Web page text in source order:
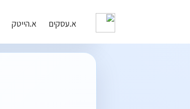
א.עסקים א.הייטק